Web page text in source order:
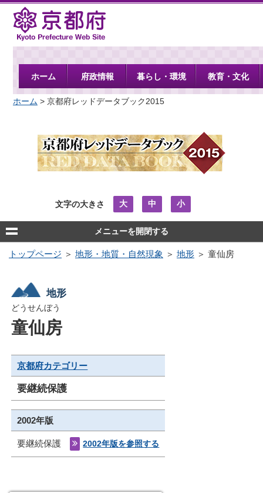
京都府
ホーム 府政情報 暮らし・環境 教育・文化
ホーム > 京都府レッドデータブック2015
文字の大きさ 大 中 小
メニューを開閉する
トップページ ＞ 地形・地質・自然現象 ＞ 地形 ＞ 童仙房
地形
どうせんぼう
童仙房
京都府カテゴリー
要継続保護
2002年版
要継続保護 2002年版を参照する